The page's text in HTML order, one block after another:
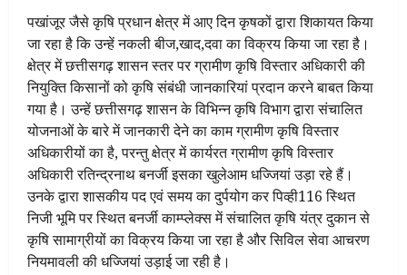
पखांजूर जैसे कृषि प्रधान क्षेत्र में आए दिन कृषकों द्वारा शिकायत किया
जा रहा है कि उन्हें नकली बीज,खाद,दवा का विक्रय किया जा रहा है।
क्षेत्र में छत्तीसगढ़ शासन स्तर पर ग्रामीण कृषि विस्तार अधिकारी की
नियुक्ति किसानों को कृषि संबंधी जानकारियां प्रदान करने बाबत किया
गया है। उन्हें छत्तीसगढ़ शासन के विभिन्न कृषि विभाग द्वारा संचालित
योजनाओं के बारे में जानकारी देने का काम ग्रामीण कृषि विस्तार
अधिकारीयों का है, परन्तु क्षेत्र में कार्यरत ग्रामीण कृषि विस्तार
अधिकारी रतिन्द्रनाथ बनर्जी इसका खुलेआम धज्जियां उड़ा रहे हैं।
उनके द्वारा शासकीय पद एवं समय का दुर्पयोग कर पिव्ही116 स्थित
निजी भूमि पर स्थित बनर्जी काम्प्लेक्स में संचालित कृषि यंत्र दुकान से
कृषि सामाग्रीयों का विक्रय किया जा रहा है और सिविल सेवा आचरण
नियमावली की धज्जियां उड़ाई जा रही है।